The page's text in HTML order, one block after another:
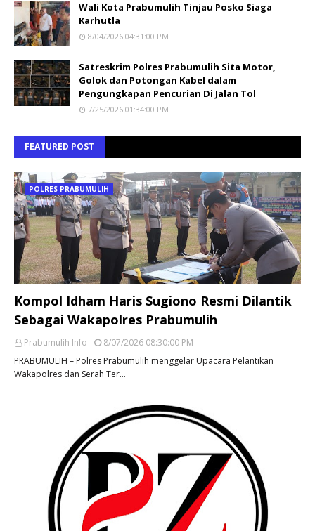
Wali Kota Prabumulih Tinjau Posko Siaga
Karhutla
8/04/2026 04:31:00 PM
Satreskrim Polres Prabumulih Sita Motor,
Golok dan Potongan Kabel dalam
Pengungkapan Pencurian Di Jalan Tol
7/25/2026 01:34:00 PM
FEATURED POST
POLRES PRABUMULIH
Kompol Idham Haris Sugiono Resmi Dilantik
Sebagai Wakapolres Prabumulih
Prabumulih Info
8/07/2026 08:30:00 PM
PRABUMULIH – Polres Prabumulih menggelar Upacara Pelantikan
Wakapolres dan Serah Ter…